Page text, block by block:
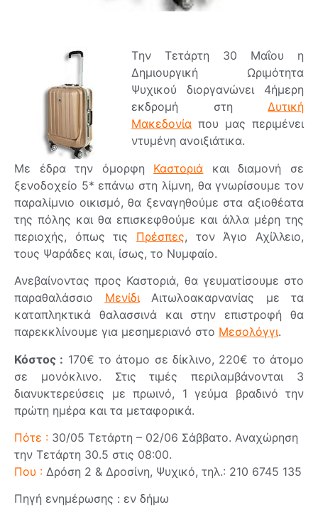
Tην Τετάρτη 30 Μαΐου η
Δημιουργική Ωριμότητα
Ψυχικού διοργανώνει 4ήμερη
εκδρομή στη Δυτική
Μακεδονία που μας περιμένει
ντυμένη ανοιξιάτικα.
Με έδρα την όμορφη Καστοριά και διαμονή σε
ξενοδοχείο 5* επάνω στη λίμνη, θα γνωρίσουμε τον
παραλίμνιο οικισμό, θα ξεναγηθούμε στα αξιοθέατα
της πόλης και θα επισκεφθούμε και άλλα μέρη της
περιοχής, όπως τις Πρέσπες, τον Άγιο Αχίλλειο,
τους Ψαράδες και, ίσως, το Νυμφαίο.
Ανεβαίνοντας προς Καστοριά, θα γευματίσουμε στο
παραθαλάσσιο ΜενίδιΑιτωλοακαρνανίας με τα
καταπληκτικά θαλασσινά και στην επιστροφή θα
παρεκκλίνουμε για μεσημεριανό στο Μεσολόγγι.
Κόστος : 170€ το άτομο σε δίκλινο, 220€ το άτομο
σε μονόκλινο. Στις τιμές περιλαμβάνονται 3
διανυκτερεύσεις με πρωινό, 1 γεύμα βραδινό την
πρώτη ημέρα και τα μεταφορικά.
Πότε : 30/05 Τετάρτη – 02/06 Σάββατο. Αναχώρηση
την Τετάρτη 30.5 στις 08:00.
Που : Δρόση 2 & Δροσίνη, Ψυχικό, τηλ.: 210 6745 135
Πηγή ενημέρωσης : εν δήμω